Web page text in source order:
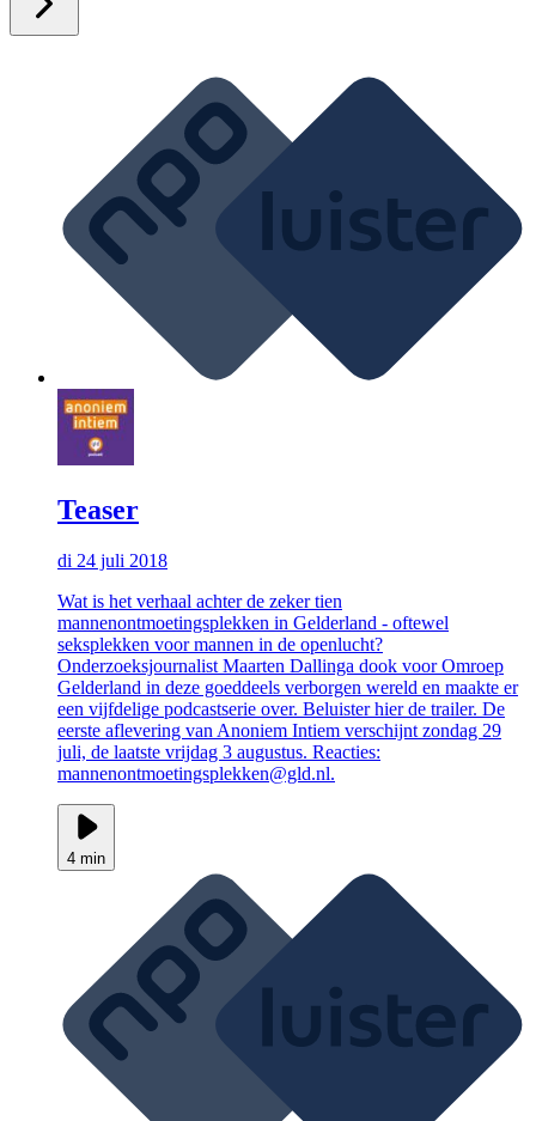
Teaser
di 24 juli 2018
Wat is het verhaal achter de zeker tien
mannenontmoetingsplekken in Gelderland - oftewel
seksplekken voor mannen in de openlucht?
Onderzoeksjournalist Maarten Dallinga dook voor Omroep
Gelderland in deze goeddeels verborgen wereld en maakte er
een vijfdelige podcastserie over. Beluister hier de trailer. De
eerste aflevering van Anoniem Intiem verschijnt zondag 29
juli, de laatste vrijdag 3 augustus. Reacties:
mannenontmoetingsplekken@gld.nl.
4 min